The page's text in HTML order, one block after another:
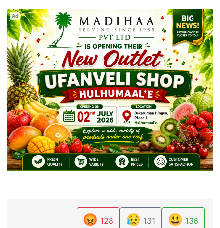
Ad
136
😃
131
😥
128
😡